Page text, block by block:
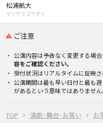
TOP 演劇･舞台･お笑い お
松浦航大
マツウラコウダイ
ご注意
公演内容は予告なく変更する場
容をご確認ください。
受付状況はリアルタイムに反映さ
公演期間は最も早い日付と最も
があるという意味ではありません